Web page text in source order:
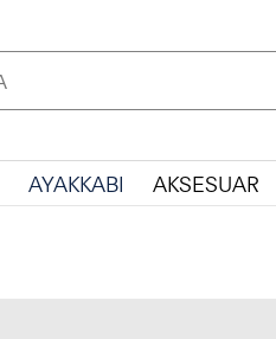
AYAKKABI AKSESUAR